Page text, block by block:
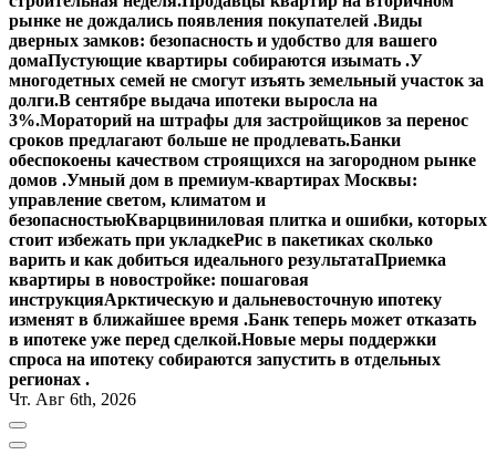
рынке не дождались появления покупателей .Виды
дверных замков: безопасность и удобство для вашего
домаПустующие квартиры собираются изымать .У
многодетных семей не смогут изъять земельный участок за
долги.В сентябре выдача ипотеки выросла на
3%.Мораторий на штрафы для застройщиков за перенос
сроков предлагают больше не продлевать.Банки
обеспокоены качеством строящихся на загородном рынке
домов .Умный дом в премиум-квартирах Москвы:
управление светом, климатом и
безопасностьюКварцвиниловая плитка и ошибки, которых
стоит избежать при укладкеРис в пакетиках сколько
варить и как добиться идеального результатаПриемка
квартиры в новостройке: пошаговая
инструкцияАрктическую и дальневосточную ипотеку
изменят в ближайшее время .Банк теперь может отказать
в ипотеке уже перед сделкой.Новые меры поддержки
спроса на ипотеку собираются запустить в отдельных
регионах .
Чт. Авг 6th, 2026